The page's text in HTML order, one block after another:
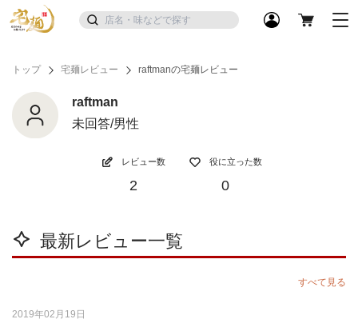
トップ 宅麺レビュー raftmanの宅麺レビュー
raftman
未回答/男性
レビュー数
2
役に立った数
0
最新レビュー一覧
すべて見る
2019年02月19日